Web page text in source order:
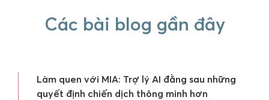
Các bài blog gần đây
Làm quen với MIA: Trợ lý AI đằng sau những
quyết định chiến dịch thông minh hơn